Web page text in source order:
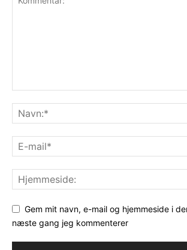
Gem mit navn, e-mail og hjemmeside i
næste gang jeg kommenterer